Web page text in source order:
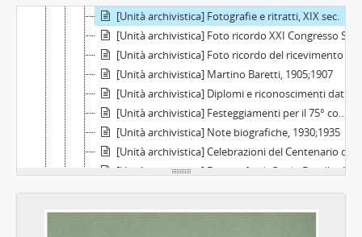
[Unità archivistica] Fotografie e ritratti, XIX sec.
[Unità archivistica] Foto ricordo XXI Congresso Società geologica italiana 7-11 settembre 1902 (gita al Monte Parodi, 8 settembre), 1902
[Unità archivistica] Foto ricordo del ricevimento seguito al Congresso geologico di Torino 1905, 1905
[Unità archivistica] Martino Baretti, 1905;1907
[Unità archivistica] Diplomi e riconoscimenti dati all'Istituto e museo di geologia e paleontologia, 1927
[Unità archivistica] Festeggiamenti per il 75° compleanno di Carlo Fabrizio Parona, 1930
[Unità archivistica] Note biografiche, 1930;1935
[Unità archivistica] Celebrazioni del Centenario del 1848, 1947-1948
[Unità archivistica] Fotografia di Guido Borello, 1971
[Unità archivistica] Raccolta di biglietti da visita e indirizzi
[Serie] Normativa, 1878-1976